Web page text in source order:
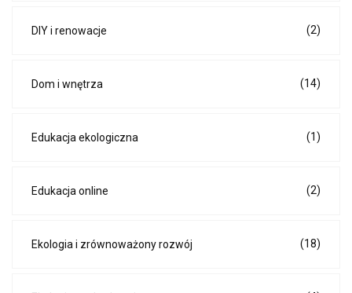
DIY i renowacje (2)
Dom i wnętrza (14)
Edukacja ekologiczna (1)
Edukacja online (2)
Ekologia i zrównoważony rozwój (18)